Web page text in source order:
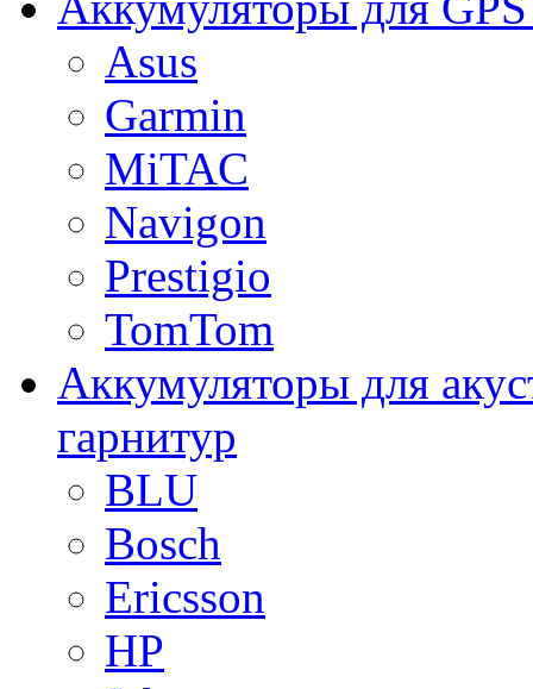
Asus
Garmin
MiTAC
Navigon
Prestigio
TomTom
Аккумуляторы для
гарнитур
BLU
Bosch
Ericsson
HP